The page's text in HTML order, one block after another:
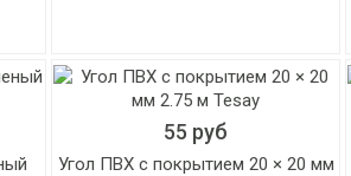
55 руб
Угол ПВХ с покрытием 20 × 20 мм